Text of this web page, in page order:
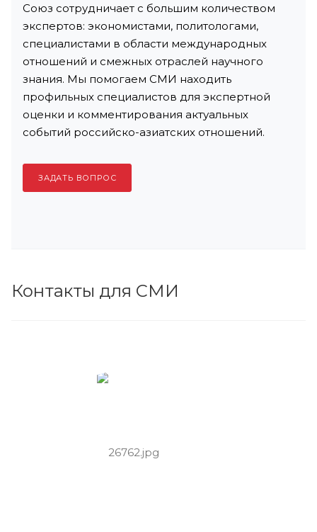
Союз сотрудничает с большим количеством
экспертов: экономистами, политологами,
специалистами в области международных
отношений и смежных отраслей научного
знания. Мы помогаем СМИ находить
профильных специалистов для экспертной
оценки и комментирования актуальных
событий российско-азиатских отношений.
ЗАДАТЬ ВОПРОС
Контакты для СМИ